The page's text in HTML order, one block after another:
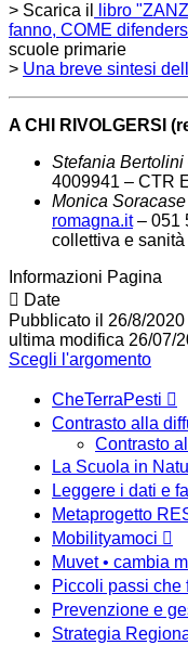
> Scarica il
libro
fanno, COME
scuole primarie
> Una breve sintesi
A CHI RIVOLGERSI
Stefania Bertolini
4009941 – CTR
Monica Soracase
romagna.it– 051
collettiva e
Informazioni Pagina
Date
Pubblicato il 26/8/2020
ultima modifica 26/07/
Scegli l'argomento
CheTerraPesti
Contrasto alla
Contrasto
La Scuola in
Leggere i dati e
Metaprogetto
Mobilityamoci
Muvet • cambia
Piccoli passi che
Prevenzione e
Strategia